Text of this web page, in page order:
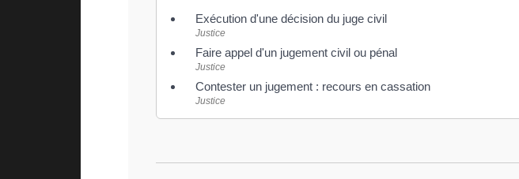
Exécution d'une décision du juge civil
Justice
Faire appel d'un jugement civil ou pénal
Justice
Contester un jugement : recours en cassation
Justice